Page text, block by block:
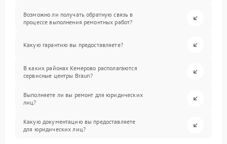
Возможно ли получать обратную связь в
процессе выполнения ремонтных работ?
Какую гарантию вы предоставляете?
В каких районах Кемерово располагаются
сервисные центры Braun?
Выполняете ли вы ремонт для юридических
лиц?
Какую документацию вы предоставляете
для юридических лиц?